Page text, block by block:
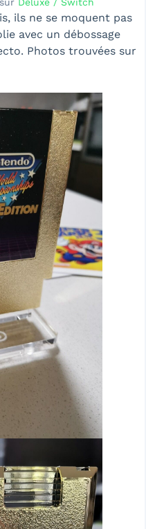
sur Deluxe / Switch
ils ne se moquent pas
avec un débossage
Photos trouvées sur